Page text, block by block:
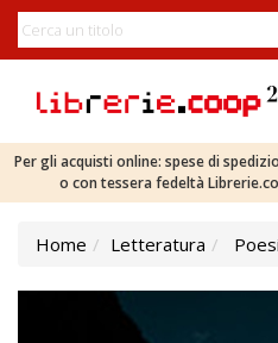
Per gli acquisti online: spese di
o con tessera fedeltà
Home Letteratura